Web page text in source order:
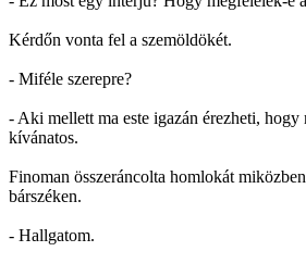
Kérdőn vonta fel a szemöldökét.
- Miféle szerepre?
- Aki mellett ma este igazán érezheti,
kívánatos.
Finoman összeráncolta homlokát
bárszéken.
- Hallgatom.